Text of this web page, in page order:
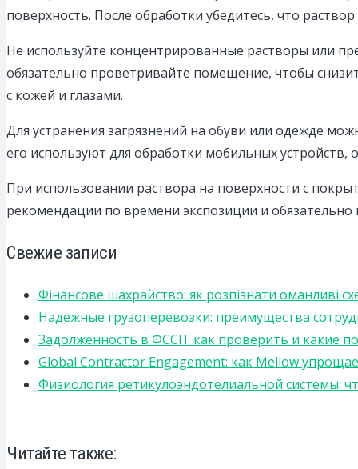
поверхность. После обработки убедитесь, что
Не используйте концентрированные растворы или
обязательно проветривайте помещение, чтобы
с кожей и глазами.
Для устранения загрязнений на обуви или одежде
его используют для обработки мобильных
При использовании раствора на поверхности с
рекомендации по времени экспозиции и
Свежие записи
Фінансове шахрайство: як розпізнати оманливі
Надежные грузоперевозки: преимущества
Задолженность в ФССП: как проверить и какие
Global Contractor Engagement: как Mellow
Физиология ретикулоэндотелиальной системы:
Читайте также: